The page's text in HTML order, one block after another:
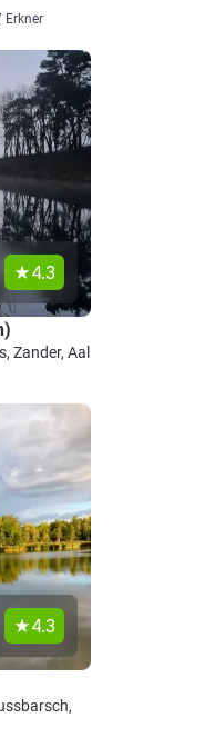
Erkner
4.3
Zander, Aal
4.3